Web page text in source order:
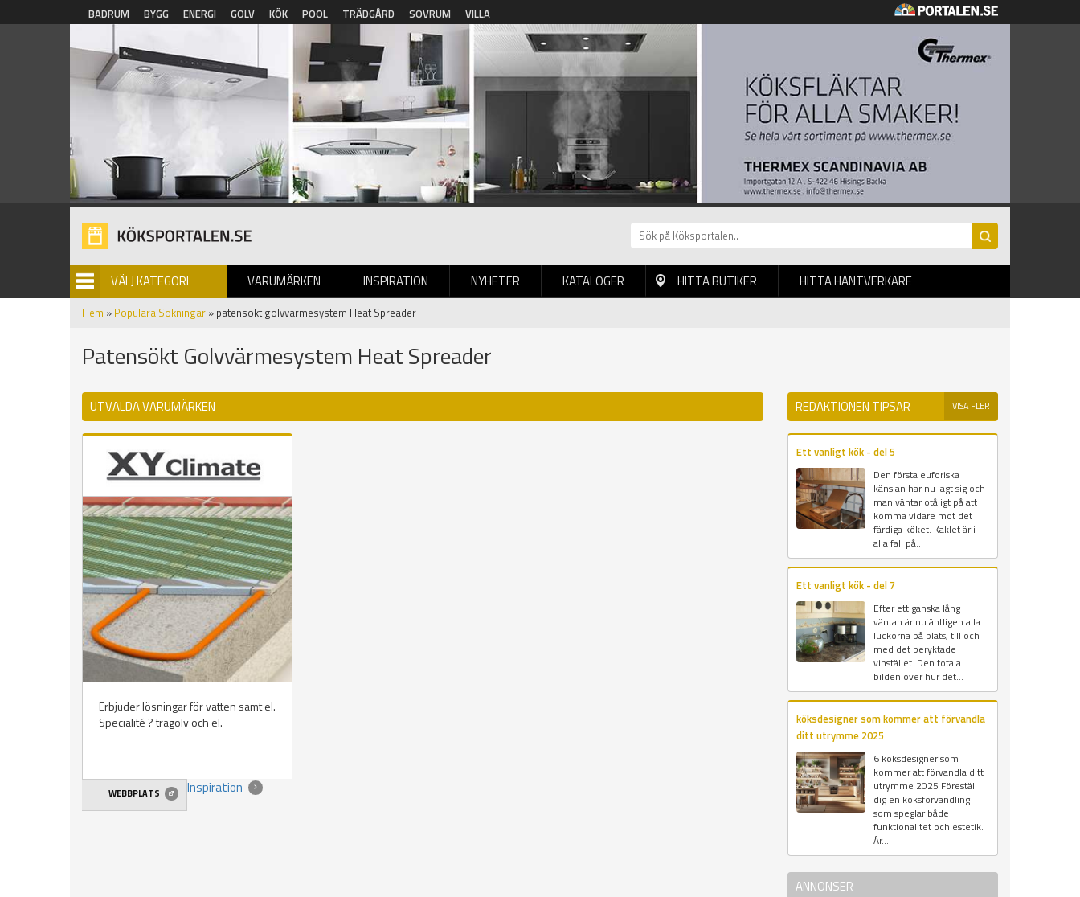
Hoppa till huvudinnehåll
BADRUM BYGG ENERGI GOLV KÖK POOL TRÄDGÅRD SOVRUM VILLA
VÄLJ KATEGORI VARUMÄRKEN INSPIRATION NYHETER
BILDGALLERI KATALOGER HITTA BUTIKER HITTA HANTVERKARE
Hem » Populära Sökningar » patensökt golvvärmesystem Heat Spreader
Patensökt Golvvärmesystem Heat Spreader
UTVALDA VARUMÄRKEN
Erbjuder lösningar för vatten samt el.
Specialité ? trägolv och el.
Inspiration
WEBBPLATS
REDAKTIONEN TIPSAR VISA FLER
Ett vanligt kök - del 5
Den första euforiska
känslan har nu lagt sig och
man väntar otåligt på att
komma vidare mot det
färdiga köket. Kaklet är i
alla fall på...
Ett vanligt kök - del 7
Efter ett ganska lång
väntan är nu äntligen alla
luckorna på plats, till och
med det beryktade
vinstället. Den totala
bilden över hur det...
köksdesigner som kommer att förvandla
ditt utrymme 2025
6 köksdesigner som
kommer att förvandla ditt
utrymme 2025 Föreställ
dig en köksförvandling
som speglar både
funktionalitet och estetik.
År...
ANNONSER